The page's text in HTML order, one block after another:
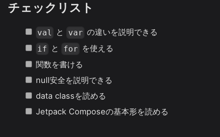
チェックリスト
val と var の違いを説明できる
if と for を使える
関数を書ける
null安全を説明できる
data classを読める
Jetpack Composeの基本形を読める